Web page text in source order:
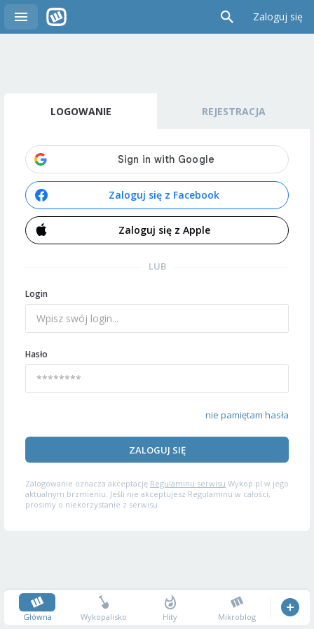
Zaloguj się
LOGOWANIE REJESTRACJA
Zaloguj się z Facebook
Zaloguj się z Apple
LUB
Login
Hasło
nie pamiętam hasła
ZALOGUJ SIĘ
Zalogowanie oznacza akceptację Regulaminu serwisu Wykop.pl w jego
aktualnym brzmieniu. Jeśli nie akceptujesz Regulaminu w całości,
prosimy o niekorzystanie z serwisu.
Główna Wykopalisko Hity Mikroblog